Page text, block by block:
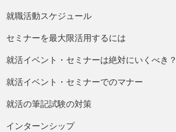
就職活動スケジュール
セミナーを最大限活用するには
就活イベント・セミナーは絶対にいくべき？
就活イベント・セミナーでのマナー
就活の筆記試験の対策
インターンシップ